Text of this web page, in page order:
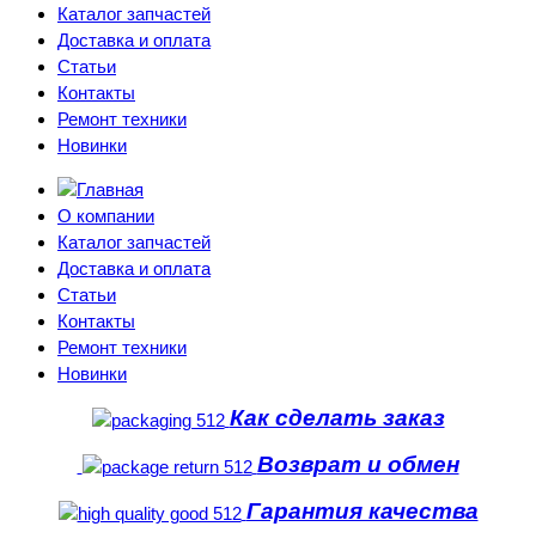
Каталог запчастей
Доставка и оплата
Статьи
Контакты
Ремонт техники
Новинки
О компании
Каталог запчастей
Доставка и оплата
Статьи
Контакты
Ремонт техники
Новинки
Как сделать заказ
Возврат и обмен
Гарантия качества